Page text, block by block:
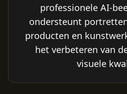
professionele AI-
ondersteunt
producten en
het verbeteren van
visuele